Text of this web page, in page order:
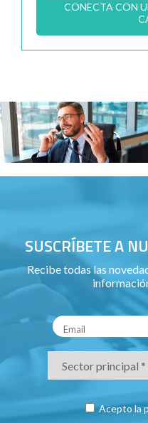
CONECTA CON
SUSCRÍBETE A
Recibe todas las
Acepto la